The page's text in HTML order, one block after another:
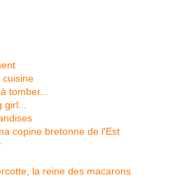
cuisine
tomber...
copine bretonne de l'Est
la reine des macarons